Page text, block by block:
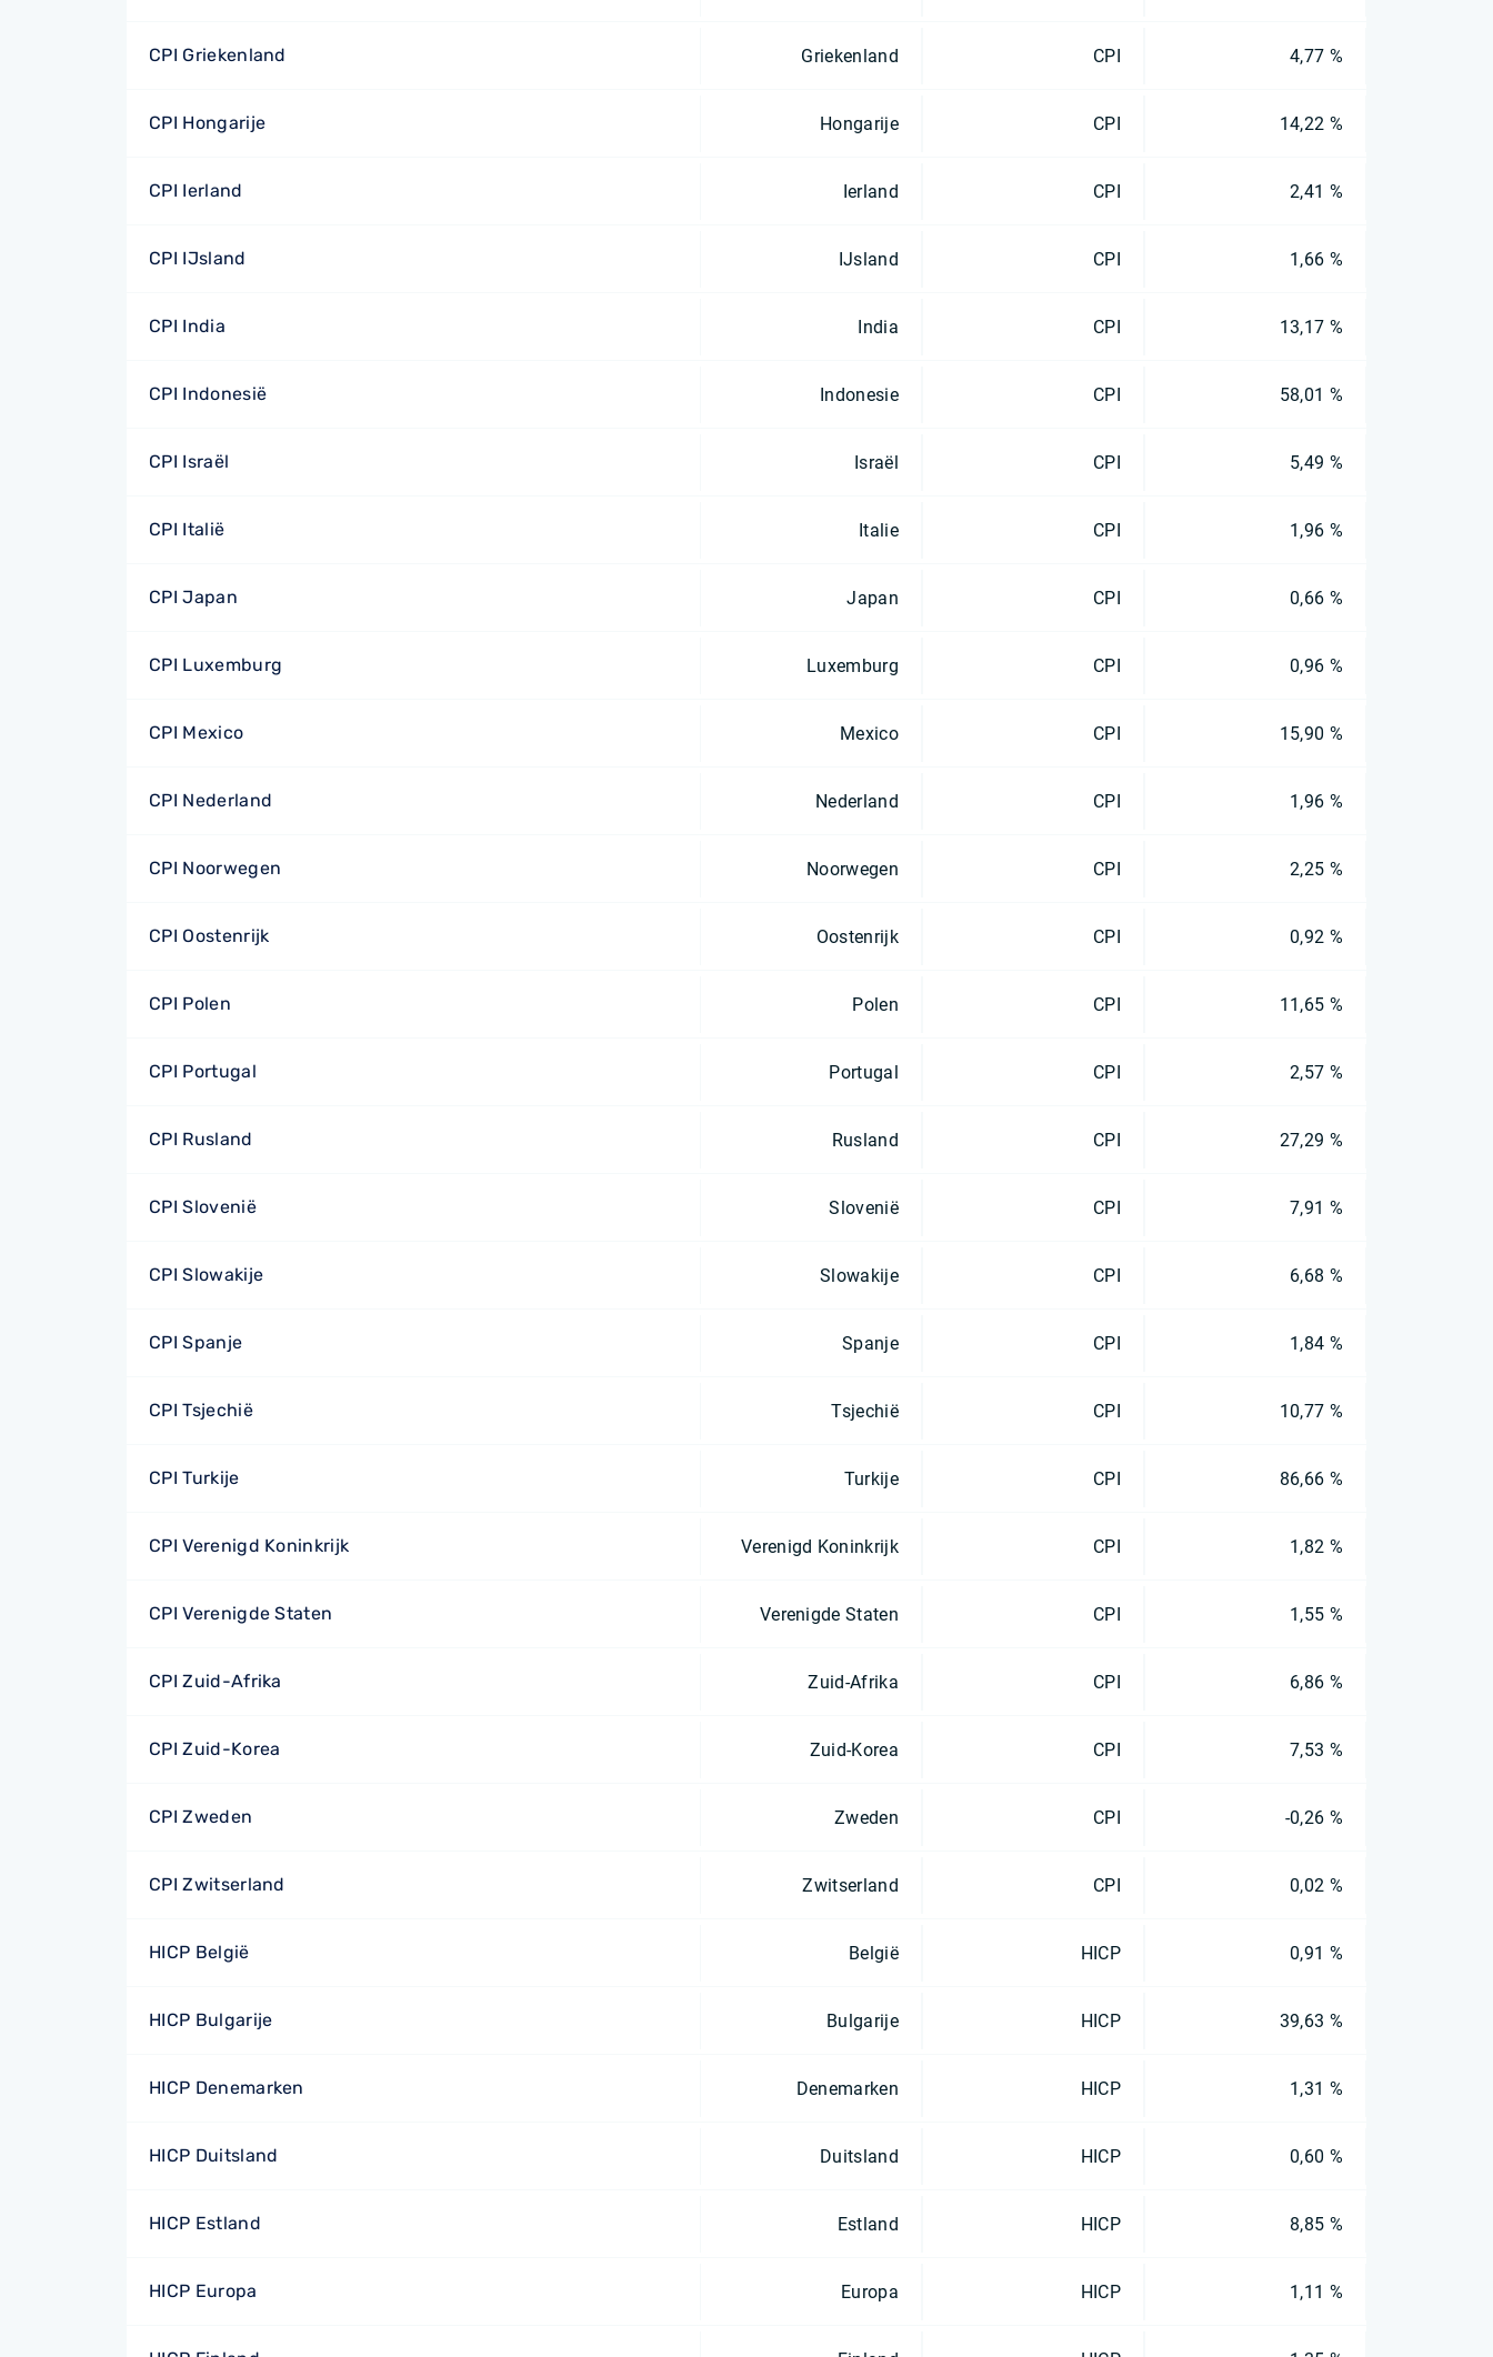
CPI Griekenland Griekenland CPI 4,77 %
CPI Hongarije Hongarije CPI 14,22 %
CPI Ierland Ierland CPI 2,41 %
CPI IJsland IJsland CPI 1,66 %
CPI India India CPI 13,17 %
CPI Indonesië Indonesie CPI 58,01 %
CPI Israël Israël CPI 5,49 %
CPI Italië Italie CPI 1,96 %
CPI Japan Japan CPI 0,66 %
CPI Luxemburg Luxemburg CPI 0,96 %
CPI Mexico Mexico CPI 15,90 %
CPI Nederland Nederland CPI 1,96 %
CPI Noorwegen Noorwegen CPI 2,25 %
CPI Oostenrijk Oostenrijk CPI 0,92 %
CPI Polen Polen CPI 11,65 %
CPI Portugal Portugal CPI 2,57 %
CPI Rusland Rusland CPI 27,29 %
CPI Slovenië Slovenië CPI 7,91 %
CPI Slowakije Slowakije CPI 6,68 %
CPI Spanje Spanje CPI 1,84 %
CPI Tsjechië Tsjechië CPI 10,77 %
CPI Turkije Turkije CPI 86,66 %
CPI Verenigd Koninkrijk Verenigd Koninkrijk CPI 1,82 %
CPI Verenigde Staten Verenigde Staten CPI 1,55 %
CPI Zuid-Afrika Zuid-Afrika CPI 6,86 %
CPI Zuid-Korea Zuid-Korea CPI 7,53 %
CPI Zweden Zweden CPI -0,26 %
CPI Zwitserland Zwitserland CPI 0,02 %
HICP België België HICP 0,91 %
HICP Bulgarije Bulgarije HICP 39,63 %
HICP Denemarken Denemarken HICP 1,31 %
HICP Duitsland Duitsland HICP 0,60 %
HICP Estland Estland HICP 8,85 %
HICP Europa Europa HICP 1,11 %